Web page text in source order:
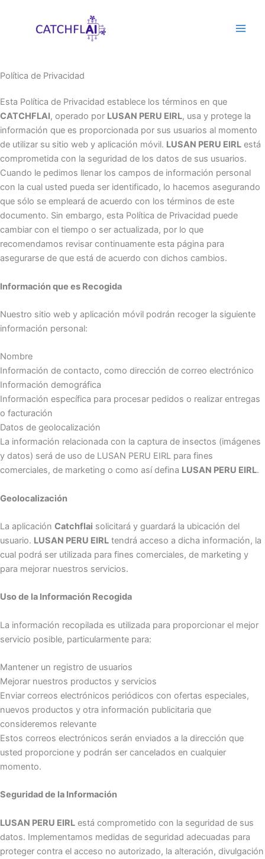
contenido
Política de Privacidad
Esta Política de Privacidad establece los términos en que
CATCHFLAI, operado por LUSAN PERU EIRL, usa y protege la
información que es proporcionada por sus usuarios al momento
de utilizar su sitio web y aplicación móvil. LUSAN PERU EIRL está
comprometida con la seguridad de los datos de sus usuarios.
Cuando le pedimos llenar los campos de información personal
con la cual usted pueda ser identificado, lo hacemos asegurando
que sólo se empleará de acuerdo con los términos de este
documento. Sin embargo, esta Política de Privacidad puede
cambiar con el tiempo o ser actualizada, por lo que
recomendamos revisar continuamente esta página para
asegurarse de que está de acuerdo con dichos cambios.
Información que es Recogida
Nuestro sitio web y aplicación móvil podrán recoger la siguiente
información personal:
Nombre
Información de contacto, como dirección de correo electrónico
Información demográfica
Información específica para procesar pedidos o realizar entregas
o facturación
Datos de geolocalización
La información relacionada con la captura de insectos (imágenes
y datos) será de uso de LUSAN PERU EIRL para fines
comerciales, de marketing o como así defina LUSAN PERU EIRL.
Geolocalización
La aplicación Catchflai solicitará y guardará la ubicación del
usuario. LUSAN PERU EIRL tendrá acceso a dicha información, la
cual podrá ser utilizada para fines comerciales, de marketing y
para mejorar nuestros servicios.
Uso de la Información Recogida
La información recopilada es utilizada para proporcionar el mejor
servicio posible, particularmente para:
Mantener un registro de usuarios
Mejorar nuestros productos y servicios
Enviar correos electrónicos periódicos con ofertas especiales,
nuevos productos y otra información publicitaria que
consideremos relevante
Estos correos electrónicos serán enviados a la dirección que
usted proporcione y podrán ser cancelados en cualquier
momento.
Seguridad de la Información
LUSAN PERU EIRL está comprometido con la seguridad de sus
datos. Implementamos medidas de seguridad adecuadas para
proteger contra el acceso no autorizado, la alteración, divulgación